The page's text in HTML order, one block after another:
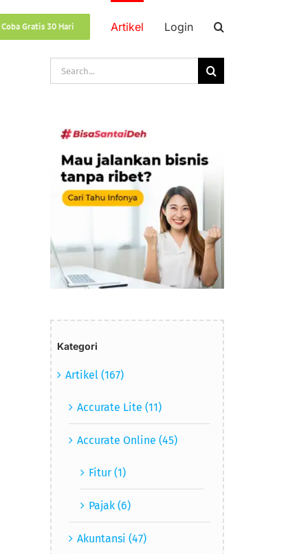
Gratis 30 Hari Artikel Login
Search
for:
Kategori
Artikel (167)
Accurate Lite (11)
Accurate Online (45)
Fitur (1)
Pajak (6)
Akuntansi (47)